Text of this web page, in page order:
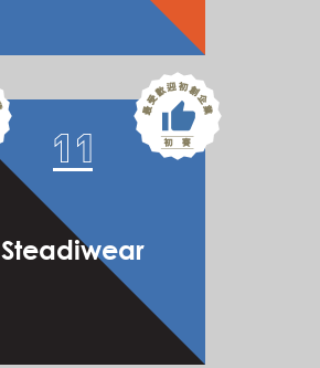
Steadiwear